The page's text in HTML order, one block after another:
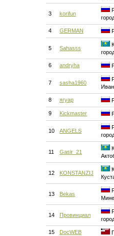
3 korifun
4 GERMAN
5 Sahasss
6 andryha
7 sasha1960
8 ягуар
9 Kickmaster
10 ANGELS
11 Gasir_21
12 KONSTANZIJ
13 Bekas
14 Провинциал
15 DocWEB